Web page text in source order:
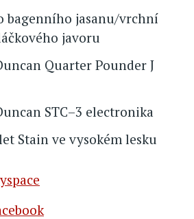
bagenního jasanu/vrchní
javoru
Quarter Pounder J
STC–3 electronika
Stain ve vysokém lesku